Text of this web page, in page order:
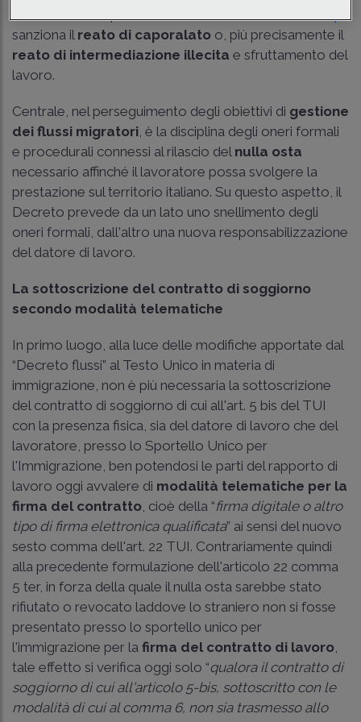
sanziona il reato di caporalato o, più precisamente il
reato di intermediazione illecita e sfruttamento del
lavoro.
Centrale, nel perseguimento degli obiettivi di gestione
dei flussi migratori , è la disciplina degli oneri formali
e procedurali connessi al rilascio del nulla osta
necessario affinché il lavoratore possa svolgere la
prestazione sul territorio italiano. Su questo aspetto, il
Decreto prevede da un lato uno snellimento degli
oneri formali, dall'altro una nuova responsabilizzazione
del datore di lavoro.
La sottoscrizione del contratto di soggiorno
secondo modalità telematiche
In primo luogo, alla luce delle modifiche apportate dal
“Decreto flussi” al Testo Unico in materia di
immigrazione, non è più necessaria la sottoscrizione
del contratto di soggiorno di cui all'art. 5 bis del TUI
con la presenza fisica, sia del datore di lavoro che del
lavoratore, presso lo Sportello Unico per
l'Immigrazione, ben potendosi le parti del rapporto di
lavoro oggi avvalere di modalità telematiche per la
firma del contratto , cioè della “firma digitale o altro
tipo di firma elettronica qualificata” ai sensi del nuovo
sesto comma dell'art. 22 TUI. Contrariamente quindi
alla precedente formulazione dell'articolo 22 comma
5 ter, in forza della quale il nulla osta sarebbe stato
rifiutato o revocato laddove lo straniero non si fosse
presentato presso lo sportello unico per
l'immigrazione per la firma del contratto di lavoro
tale effetto si verifica oggi solo “qualora il contratto di
soggiorno di cui all'articolo 5-bis, sottoscritto con le
modalità di cui al comma 6, non sia trasmesso allo